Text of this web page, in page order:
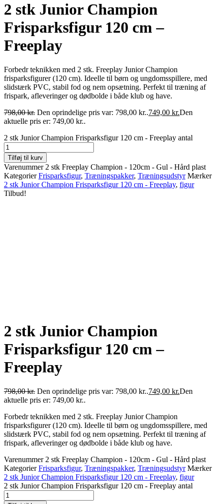
2 stk Junior Champion
Frisparksfigur 120 cm –
Freeplay
Forbedr teknikken med 2 stk. Freeplay Junior Champion
frisparksfigurer (120 cm). Ideelle til børn og ungdomsspillere, med
slidstærk PVC, stabil fod og nem opsætning. Perfekt til træning af
frispark, afleveringer og dødbolde i både klub og have.
798,00kr. Den oprindelige pris var: 798,00 kr..749,00 kr.Den
aktuelle pris er: 749,00 kr..
2 stk Junior Champion Frisparksfigur 120 cm - Freeplay antal
Tilføj til kurv
Varenummer 2 stk Freeplay Champion - 120cm - Gul - Hård plast
Kategorier Frisparksfigur, Træningspakker, Træningsudstyr Mærker
2 stk Junior Champion Frisparksfigur 120 cm - Freeplay, figur
Tilbud!
2 stk Junior Champion
Frisparksfigur 120 cm –
Freeplay
798,00kr. Den oprindelige pris var: 798,00 kr..749,00 kr.Den
aktuelle pris er: 749,00 kr..
Forbedr teknikken med 2 stk. Freeplay Junior Champion
frisparksfigurer (120 cm). Ideelle til børn og ungdomsspillere, med
slidstærk PVC, stabil fod og nem opsætning. Perfekt til træning af
frispark, afleveringer og dødbolde i både klub og have.
Varenummer 2 stk Freeplay Champion - 120cm - Gul - Hård plast
Kategorier Frisparksfigur, Træningspakker, Træningsudstyr Mærker
2 stk Junior Champion Frisparksfigur 120 cm - Freeplay, figur
2 stk Junior Champion Frisparksfigur 120 cm - Freeplay antal